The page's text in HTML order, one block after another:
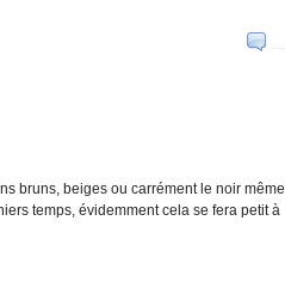
…
bruns, beiges ou carrément le noir même
temps, évidemment cela se fera petit à